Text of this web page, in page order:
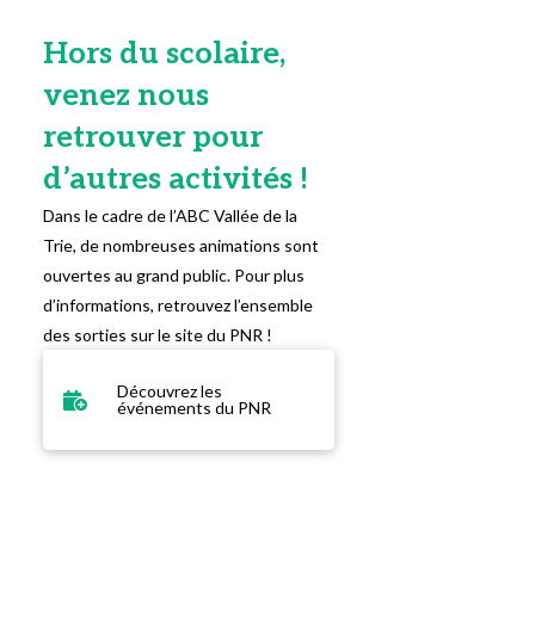
Hors du scolaire,
venez nous
retrouver pour
d’autres activités !
Dans le cadre de l’ABC Vallée de la
Trie, de nombreuses animations sont
ouvertes au grand public. Pour plus
d’informations, retrouvez l’ensemble
des sorties sur le site du PNR !
Découvrez les
événements du PNR